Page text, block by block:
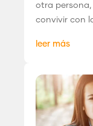
otra
convivir con
leer más